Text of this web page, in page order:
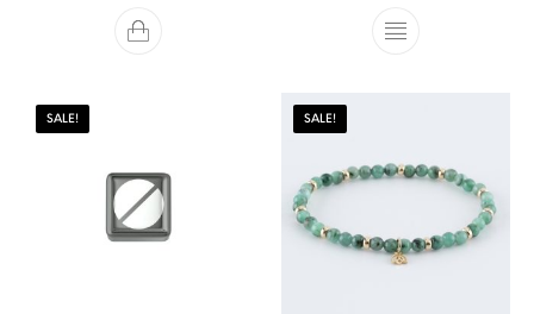
SALE! SALE!